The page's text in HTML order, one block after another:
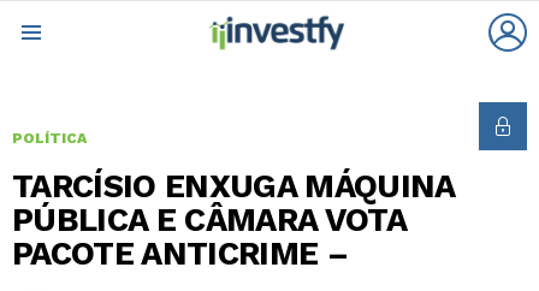
POLÍTICA
TARCÍSIO ENXUGA MÁQUINA
PÚBLICA E CÂMARA VOTA
PACOTE ANTICRIME –